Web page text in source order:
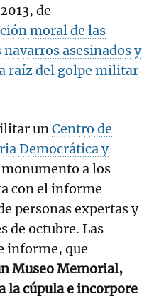
de
moral de las
asesinados y
raíz del golpe militar
unCentro de
Democrática y
a los
con el informe
personas expertas y
de octubre. Las
informe, que
Museo Memorial,
la cúpula e incorpore